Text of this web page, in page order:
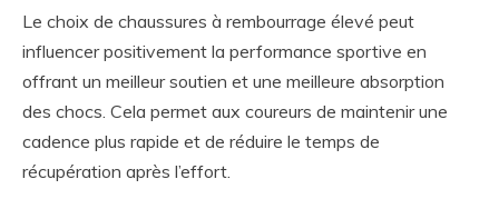
Le choix de chaussures à rembourrage élevé peut
influencer positivement la performance sportive en
offrant un meilleur soutien et une meilleure absorption
des chocs. Cela permet aux coureurs de maintenir une
cadence plus rapide et de réduire le temps de
récupération après l’effort.